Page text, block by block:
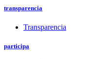
transparencia
Transparencia
participa